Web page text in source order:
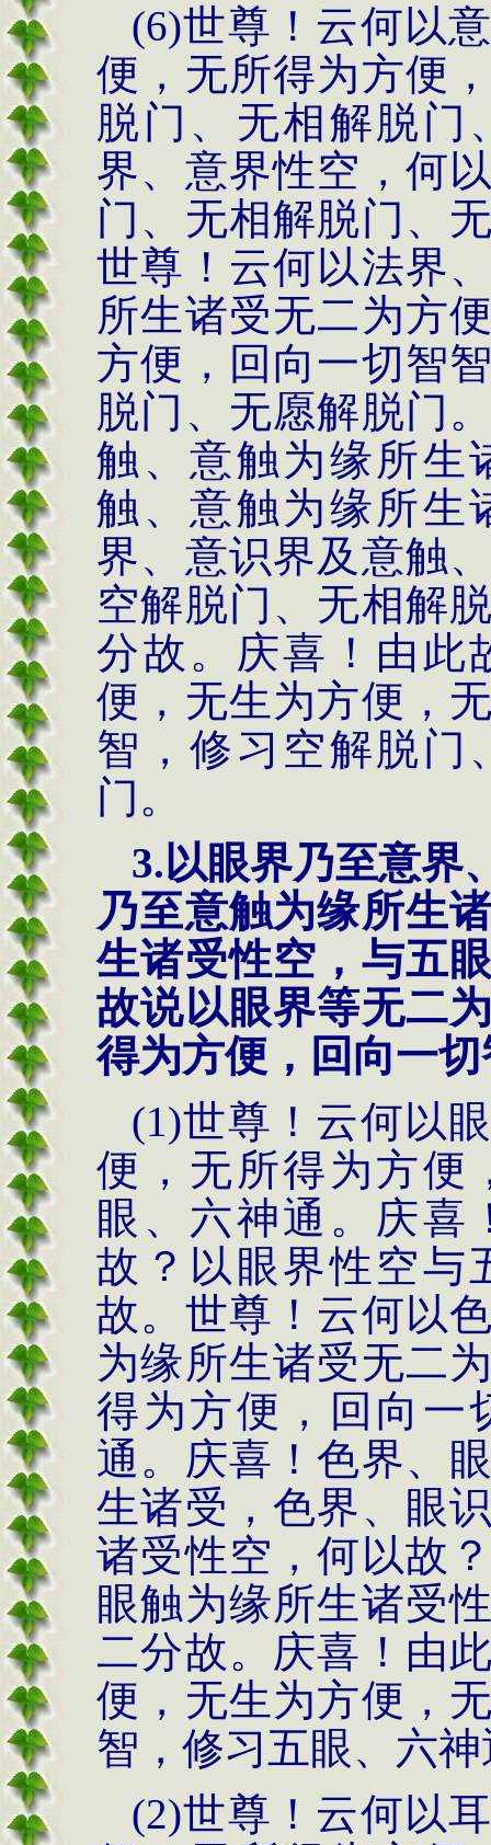
(6)世尊！云何以
便，无所得为方便
脱门、无相解脱门
界、意界性空，何
门、无相解脱门、
世尊！云何以法界
所生诸受无二为方
方便，回向一切智
脱门、无愿解脱门
触、意触为缘所生
触、意触为缘所生
界、意识界及意触
空解脱门、无相解
分故。庆喜！由此
便，无生为方便，
智，修习空解脱门
门。
3.以眼界乃至意界
乃至意触为缘所生
生诸受性空，与五
故说以眼界等无二
得为方便，回向一
(1)世尊！云何以
便，无所得为方便
眼、六神通。庆喜
故？以眼界性空与
故。世尊！云何以
为缘所生诸受无二
得为方便，回向一
通。庆喜！色界、
生诸受，色界、眼
诸受性空，何以故
眼触为缘所生诸受
二分故。庆喜！由
便，无生为方便，
智，修习五眼、六
(2)世尊！云何以